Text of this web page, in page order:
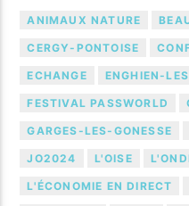
ANIMAUX NATURE
CERGY-PONTOISE
ECHANGE ENGHIEN-
FESTIVAL PASSWORLD
GARGES-LES-GONESSE
JO2024 L'OISE
L'ÉCONOMIE EN DIRECT